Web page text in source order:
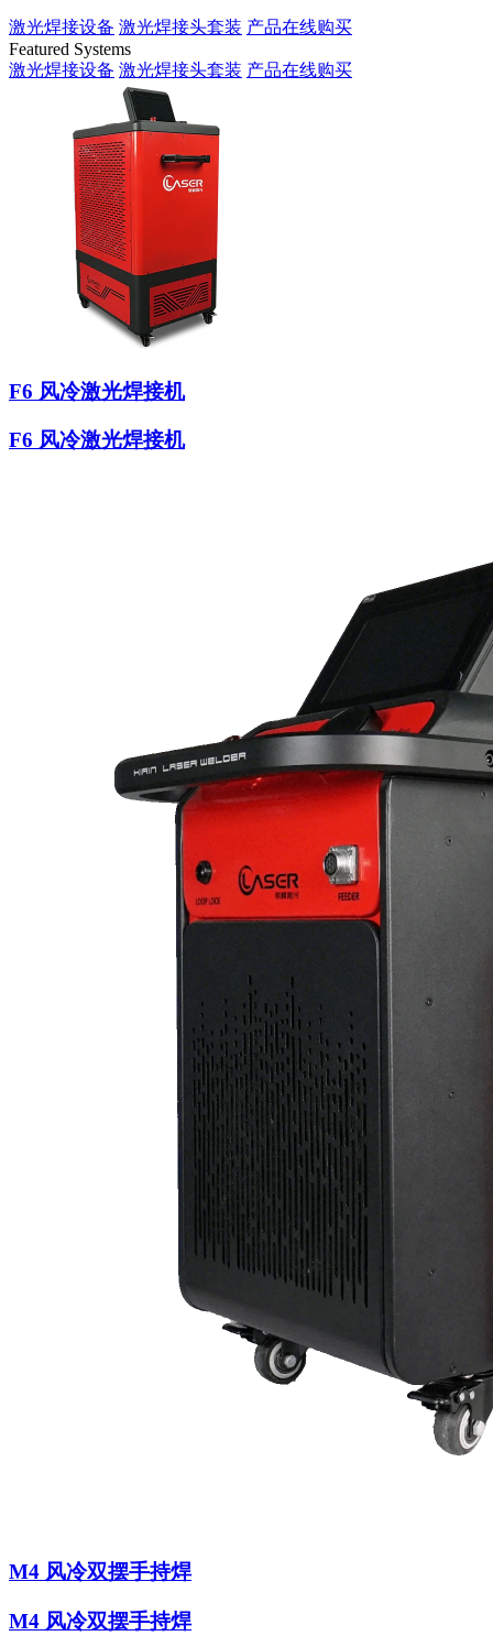
激光焊接设备 激光焊接头套装 产品在线购买
Featured Systems
激光焊接设备 激光焊接头套装 产品在线购买
F6 风冷激光焊接机
F6 风冷激光焊接机
M4 风冷双摆手持焊
M4 风冷双摆手持焊